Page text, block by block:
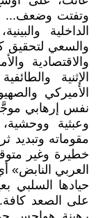
وتفتت وضعف...
الداخلية
والسعي لتحقيق
والاقتصادية
الإثنية
الأميركي
نفس إرهابي
وعبثية
مقوماته وتبديد
خطيرة وغير
العربي
حيادها السلبي
على الصعد كافة.